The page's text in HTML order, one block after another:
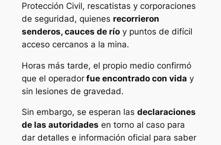
Protección Civil, rescatistas y corporaciones
de seguridad, quienes recorrieron
senderos, cauces de ríoy puntos de difícil
acceso cercanos a la mina.
Horas más tarde, el propio medio confirmó
que el operadorfue encontrado con vida y
sin lesiones de gravedad.
Sin embargo, se esperan las declaraciones
de las autoridades en torno al caso para
dar detalles e información oficial para saber